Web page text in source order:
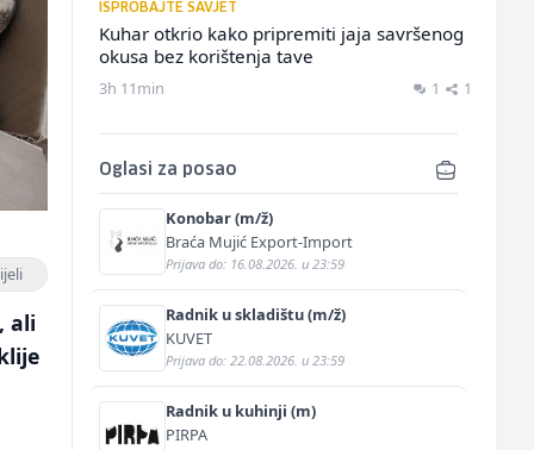
ali
ISPROBAJTE SAVJET
Kuhar otkrio kako pripremiti jaja savršenog
okusa bez korištenja tave
3h 11min 1 1
Oglasi za posao
Konobar (m/ž)
Braća Mujić Export-Import
Prijava do: 16.08.2026. u 23:59
Radnik u skladištu (m/ž)
KUVET
Prijava do: 22.08.2026. u 23:59
Radnik u kuhinji (m)
PIRPA